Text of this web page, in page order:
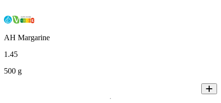
AH Margarine
1 .45
500 g